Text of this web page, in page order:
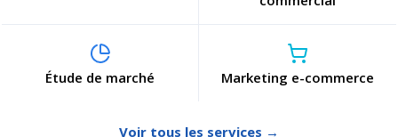
Étude de marché Marketing e-commerce
Voir tous les services →